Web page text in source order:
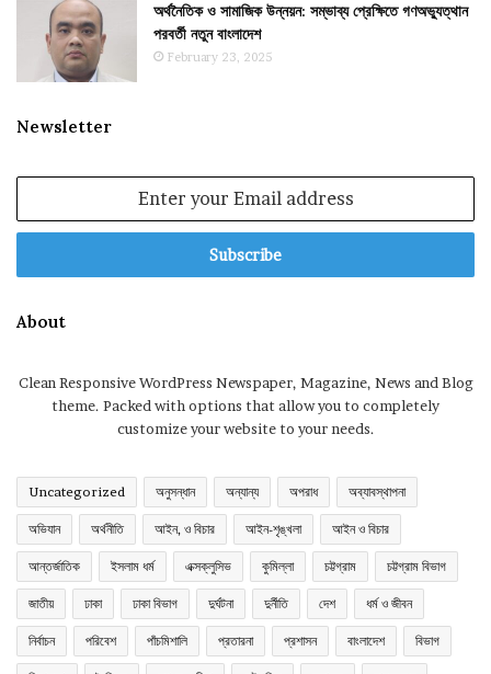
অর্থনৈতিক ও সামাজিক উন্নয়ন: সম্ভাব্য প্রেক্ষিতে গণঅভ্যুত্থান
পরবর্তী নতুন বাংলাদেশ
February 23, 2025
Newsletter
Email
About
Clean Responsive WordPress Newspaper, Magazine, News and Blog
theme. Packed with options that allow you to completely
customize your website to your needs.
Uncategorized অনুসন্ধান অন্যান্য অপরাধ অব্যাবস্থাপনা
অভিযান অর্থনীতি আইন, ও বিচার আইন-শৃঙ্খলা আইন ও বিচার
আন্তর্জাতিক ইসলাম ধর্ম এক্সক্লুসিভ কুমিল্লা চট্টগ্রাম চট্টগ্রাম বিভাগ
জাতীয় ঢাকা ঢাকা বিভাগ দুর্ঘটনা দুর্নীতি দেশ ধর্ম ও জীবন
নির্বাচন পরিবেশ পাঁচমিশালি প্রতারনা প্রশাসন বাংলাদেশ বিভাগ